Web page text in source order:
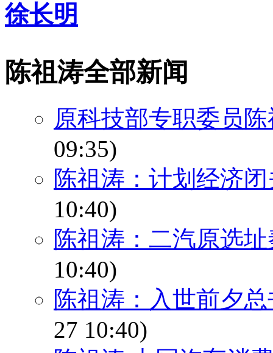
徐长明
陈祖涛全部新闻
原科技部专职委员
09:35)
陈祖涛：计划经济
10:40)
陈祖涛：二汽原选
10:40)
陈祖涛：入世前夕
27 10:40)